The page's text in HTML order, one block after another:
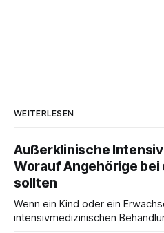
WEITERLESEN
Außerklinische
Worauf Angehörige bei
sollten
Wenn ein Kind oder ein
intensivmedizinischen